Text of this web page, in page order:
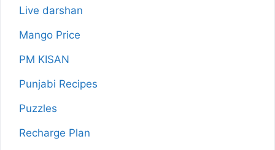
Live darshan
Mango Price
PM KISAN
Punjabi Recipes
Puzzles
Recharge Plan